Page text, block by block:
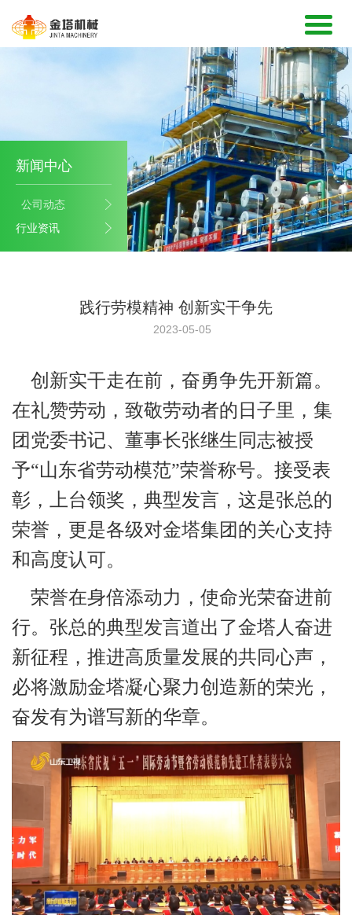
新闻中心
公司动态
行业资讯
践行劳模精神 创新实干争先
2023-05-05
创新实干走在前，奋勇争先开新篇。
在礼赞劳动，致敬劳动者的日子里，集
团党委书记、董事长张继生同志被授
予“山东省劳动模范”荣誉称号。接受表
彰，上台领奖，典型发言，这是张总的
荣誉，更是各级对金塔集团的关心支持
和高度认可。
荣誉在身倍添动力，使命光荣奋进前
行。张总的典型发言道出了金塔人奋进
新征程，推进高质量发展的共同心声，
必将激励金塔凝心聚力创造新的荣光，
奋发有为谱写新的华章。